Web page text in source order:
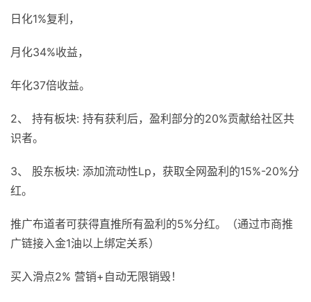
日化1%复利，
月化34%收益，
年化37倍收益。
2、 持有板块: 持有获利后，盈利部分的20%贡献给社区共
识者。
3、 股东板块: 添加流动性Lp，获取全网盈利的15%-20%分
红。
推广布道者可获得直推所有盈利的5%分红。（通过市商推
广链接入金1油以上绑定关系）
买入滑点2% 营销+自动无限销毁！